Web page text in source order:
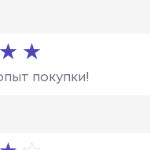
покупки!